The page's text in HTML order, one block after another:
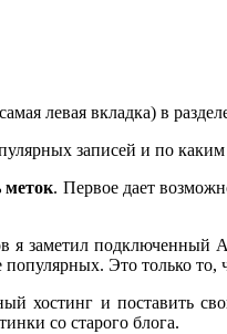
левая вкладка) в
записей и по
меток. Первое дает
я заметил подключенный
Это только то,
хостинг и поставить
со старого блога.